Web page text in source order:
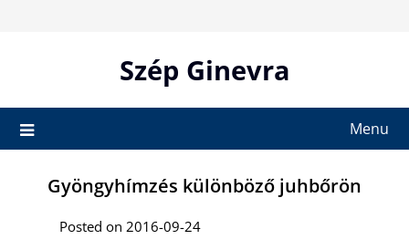
Szép Ginevra
Menu
Gyöngyhímzés különböző juhbőrön
Posted on 2016-09-24